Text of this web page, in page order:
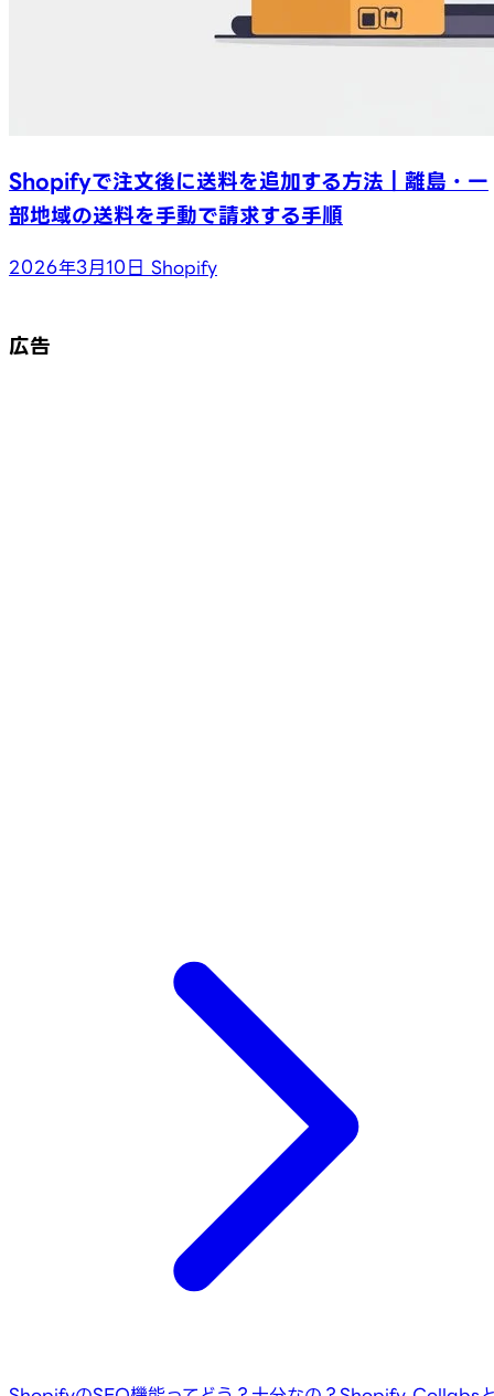
Shopifyで注文後に送料を追加する方法｜離島・一
部地域の送料を手動で請求する手順
2026年3月10日 Shopify
広告